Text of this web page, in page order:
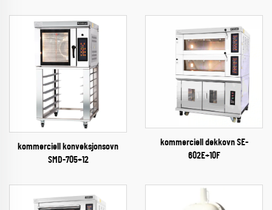
kommerciell konveksjonsovn
SMD-705+12
kommerciell dekkovn SE-
602E+10F